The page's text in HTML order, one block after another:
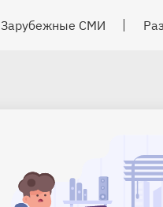
Зарубежные СМИ